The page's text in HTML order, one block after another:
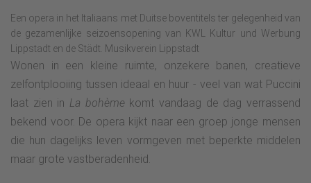
Een opera in het Italiaans met Duitse boventitels ter gelegenheid van
de gezamenlijke seizoensopening van KWL Kultur und Werbung
Lippstadt en de Städt. Musikverein Lippstadt
Wonen in een kleine ruimte, onzekere banen, creatieve
zelfontplooiing tussen ideaal en huur - veel van wat Puccini
laat zien in La bohème komt vandaag de dag verrassend
bekend voor. De opera kijkt naar een groep jonge mensen
die hun dagelijks leven vormgeven met beperkte middelen
maar grote vastberadenheid.